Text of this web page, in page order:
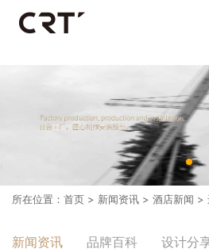
所在位置： 首页 > 新闻资讯 > 酒店新闻 >
新闻资讯 品牌百科 设计分